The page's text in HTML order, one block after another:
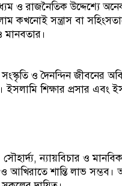
ও রাজনৈতিক উদ্দেশ্যে
কখনোই সন্ত্রাস বা
মানবতার।
ও দৈনন্দিন জীবনের
ইসলামি শিক্ষার প্রসার এবং
ন্যায়বিচার ও
আখিরাতে শান্তি লাভ